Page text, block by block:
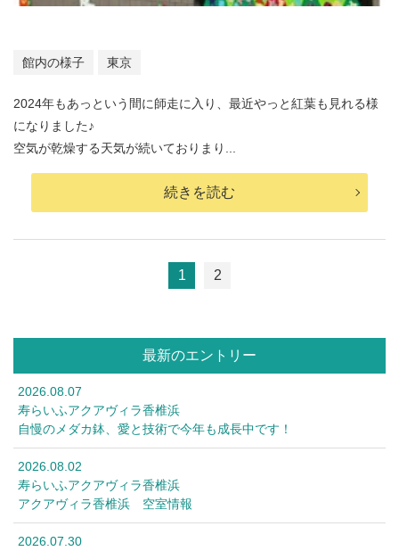
館内の様子 東京
2024年もあっという間に師走に入り、最近やっと紅葉も見れる様
になりました♪
空気が乾燥する天気が続いておりまり...
続きを読む
1 2
最新のエントリー
2026.08.07
寿らいふアクアヴィラ香椎浜
自慢のメダカ鉢、愛と技術で今年も成長中です！
2026.08.02
寿らいふアクアヴィラ香椎浜
アクアヴィラ香椎浜 空室情報
2026.07.30